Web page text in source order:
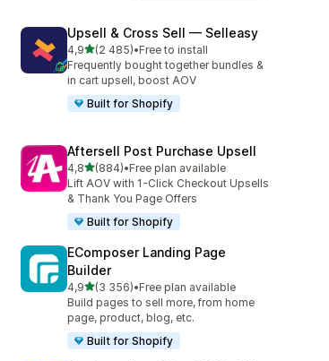
Upsell & Cross Sell — Selleasy
4,9z 5 hvězd
(2 485)
Celkový počet recenzí: 2485
•Free to install
Frequently bought together bundles &
in cart upsell, boost AOV
Built for Shopify
Aftersell Post Purchase Upsell
4,8z 5 hvězd
(884)
Celkový počet recenzí: 884
•Free plan available
Lift AOV with 1-Click Checkout Upsells
& Thank You Page Offers
Built for Shopify
EComposer Landing Page
Builder
4,9z 5 hvězd
(3 356)
Celkový počet recenzí: 3356
•Free plan available
Build pages to sell more, from home
page, product, blog, etc.
Built for Shopify